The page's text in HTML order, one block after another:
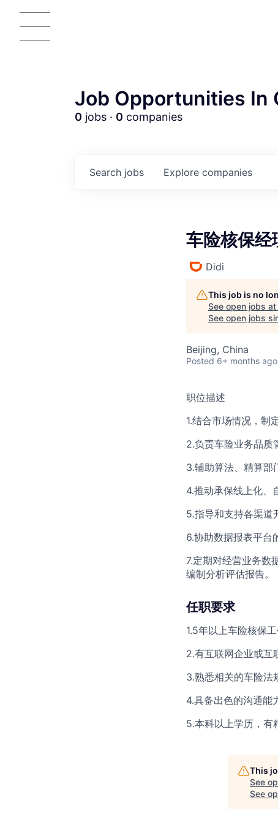
Job Opportunities In
0 jobs · 0 companies
Search jobs Explore companies
车险核保
Didi
This job is no
See open jobs at
See open jobs
Beijing, China
Posted 6+ months ago
职位描述
1.结合市场情况，制
2.负责车险业务品质
3.辅助算法、精算部
4.推动承保线上化、
5.指导和支持各渠道
6.协助数据报表平台
7.定期对经营业务数
编制分析评估报告。
任职要求
1.5年以上车险核保工
2.有互联网企业或互
3.熟悉相关的车险法
4.具备出色的沟通能
5.本科以上学历，有
This
See
See